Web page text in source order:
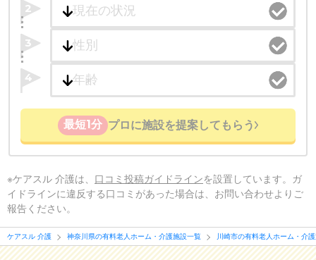
2
3
4
最短1分 プロに施設を提案してもらう
※ケアスル 介護は、 口コミ投稿ガイドラインを設置しています。ガ
イドラインに違反する口コミがあった場合は、お問い合わせよりご
報告ください。
ケアスル 介護 神奈川県の有料老人ホーム・介護施設一覧 川崎市の有料老人ホーム・介